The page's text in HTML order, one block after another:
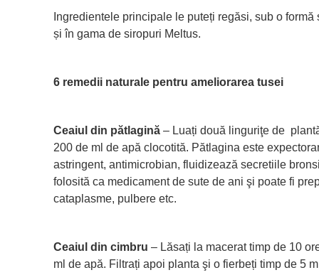
Ingredientele principale le puteți regăsi, sub o
și în gama de siropuri Meltus.
6 remedii naturale pentru ameliorarea tusei
Ceaiul din pătlagină – Luați două linguriţe de
200 de ml de apă clocotită. Pătlagina este
astringent, antimicrobian, fluidizează secretiile
folosită ca medicament de sute de ani şi poate fi
cataplasme, pulbere etc.
Ceaiul din cimbru – Lăsați la macerat timp de 10
ml de apă. Filtrați apoi planta şi o fierbeți timp de 5